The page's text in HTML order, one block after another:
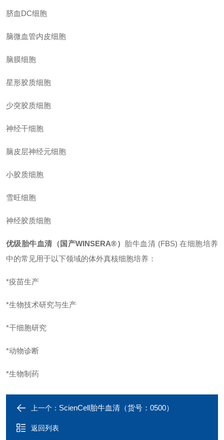
脐血DC细胞
脑微血管内皮细胞
脑膜细胞
星形胶质细胞
少突胶质细胞
神经干细胞
脑皮层神经元细胞
小胶质细胞
雪旺细胞
神经胶质细胞
优级胎牛血清（国产WINSERA®） 胎牛血清 (FBS) 在细胞培养
中的常见用于以下领域的体外真核细胞培养：
*疫苗生产
*生物技术研究与生产
*干细胞研究
*动物诊断
*生物制药
上一个： ScienCell胎牛血清（货号：0500）
返回列表